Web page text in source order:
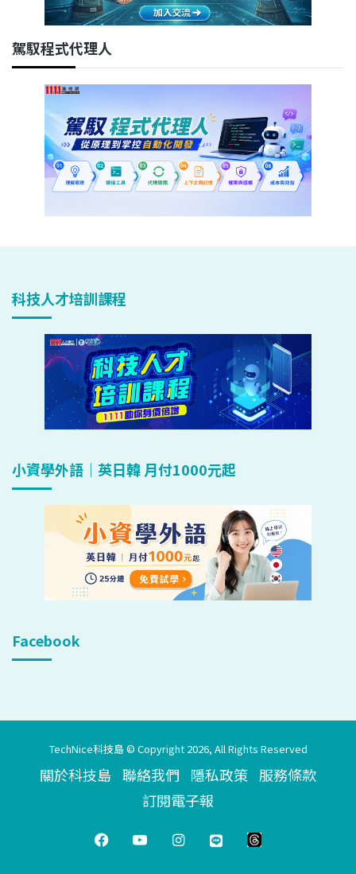
駕馭程式代理人
科技人才培訓課程
小資學外語｜英日韓 月付1000元起
Facebook
TechNice科技島 © Copyright 2026, All Rights Reserved
關於科技島 聯絡我們 隱私政策 服務條款
訂閱電子報